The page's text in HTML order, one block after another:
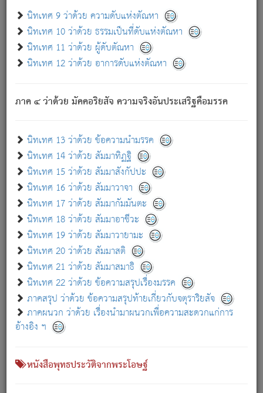
นิทเทศ 9 ว่าด้วย ความดับแห่งตัณหา
นิทเทศ 10 ว่าด้วย ธรรมเป็นที่ดับแห่งตัณหา
นิทเทศ 11 ว่าด้วย ผู้ดับตัณหา
นิทเทศ 12 ว่าด้วย อาการดับแห่งตัณหา
ภาค ๔ ว่าด้วย มัคคอริยสัจ ความจริงอันประเสริฐคือมรรค
นิทเทศ 13 ว่าด้วย ข้อความนำมรรค
นิทเทศ 14 ว่าด้วย สัมมาทิฏฐิ
นิทเทศ 15 ว่าด้วย สัมมาสังกัปปะ
นิทเทศ 16 ว่าด้วย สัมมาวาจา
นิทเทศ 17 ว่าด้วย สัมมากัมมันตะ
นิทเทศ 18 ว่าด้วย สัมมาอาชีวะ
นิทเทศ 19 ว่าด้วย สัมมาวายามะ
นิทเทศ 20 ว่าด้วย สัมมาสติ
นิทเทศ 21 ว่าด้วย สัมมาสมาธิ
นิทเทศ 22 ว่าด้วย ข้อความสรุปเรื่องมรรค
ภาคสรุป ว่าด้วย ข้อความสรุปท้ายเกี่ยวกับจตุราริยสัจ
ภาคผนวก ว่าด้วย เรื่องนำมาผนวกเพื่อความสะดวกแก่การ
อ้างอิง ฯ
หนังสือพุทธประวัติจากพระโอษฐ์
- อุ.ขุ. ๒๕/๑๒๑/๘๔.
(ข้อความนี้ เป็นพระพุทธอุทานที่ทรงเปล่งออก ที่โคนต้นโพธิ์
เป็นที่ตรัสรู้ เมื่อตรัสรู้แล้วได้ 7 วัน)
เกี่ยวกับธรรมโฆษณ์ออนไลน์ (Disclaimer)
แม้ระบบ "ธรรมโฆษณ์ออนไลน์" พยายามปรับปรุงข้อมูลให้ถูกต้องมากที่สุด
ผู้ศึกษาก็พึงตรวจสอบกับตัวเล่มหนังสือต้นฉบับ ที่มีการพิมพ์ครั้งล่าสุด
ก่อนนำข้อมูลไปใช้ในการอ้างอิง"
เกี่ยวกับอัตถจารี|เกี่ยวกับการพัฒนา|แจ้งข้อผิดพลาด / แนะนำ
หนังสือที่เกี่ยวข้อง